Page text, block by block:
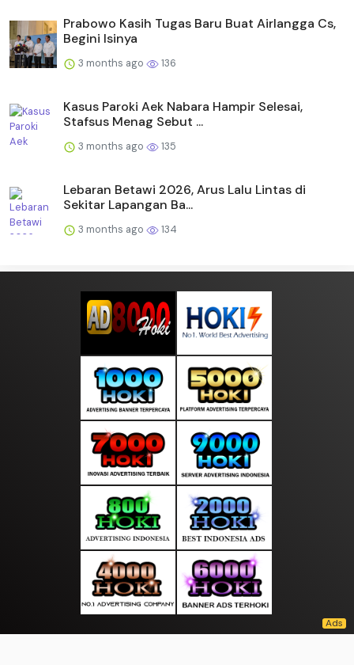
Prabowo Kasih Tugas Baru Buat Airlangga Cs,
Begini Isinya
3 months ago 136
Kasus Paroki Aek Nabara Hampir Selesai,
Stafsus Menag Sebut ...
3 months ago 135
Lebaran Betawi 2026, Arus Lalu Lintas di
Sekitar Lapangan Ba...
3 months ago 134